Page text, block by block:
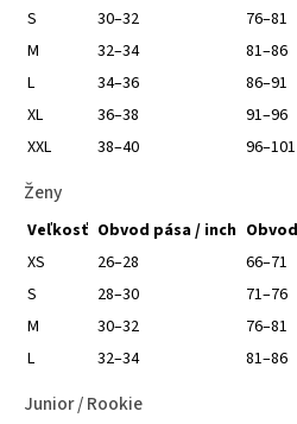
S
30–32
76–81
M
32–34
81–86
L
34–36
86–91
XL
36–38
91–96
XXL
38–40 96–101
Ženy
Veľkosť Obvod pása / inch
XS
26–28
66–71
S
28–30
71–76
M
30–32
76–81
L
32–34 81–86
Junior / Rookie